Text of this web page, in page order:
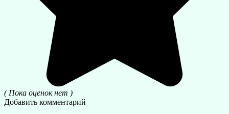
( Пока оценок нет )
Добавить комментарий